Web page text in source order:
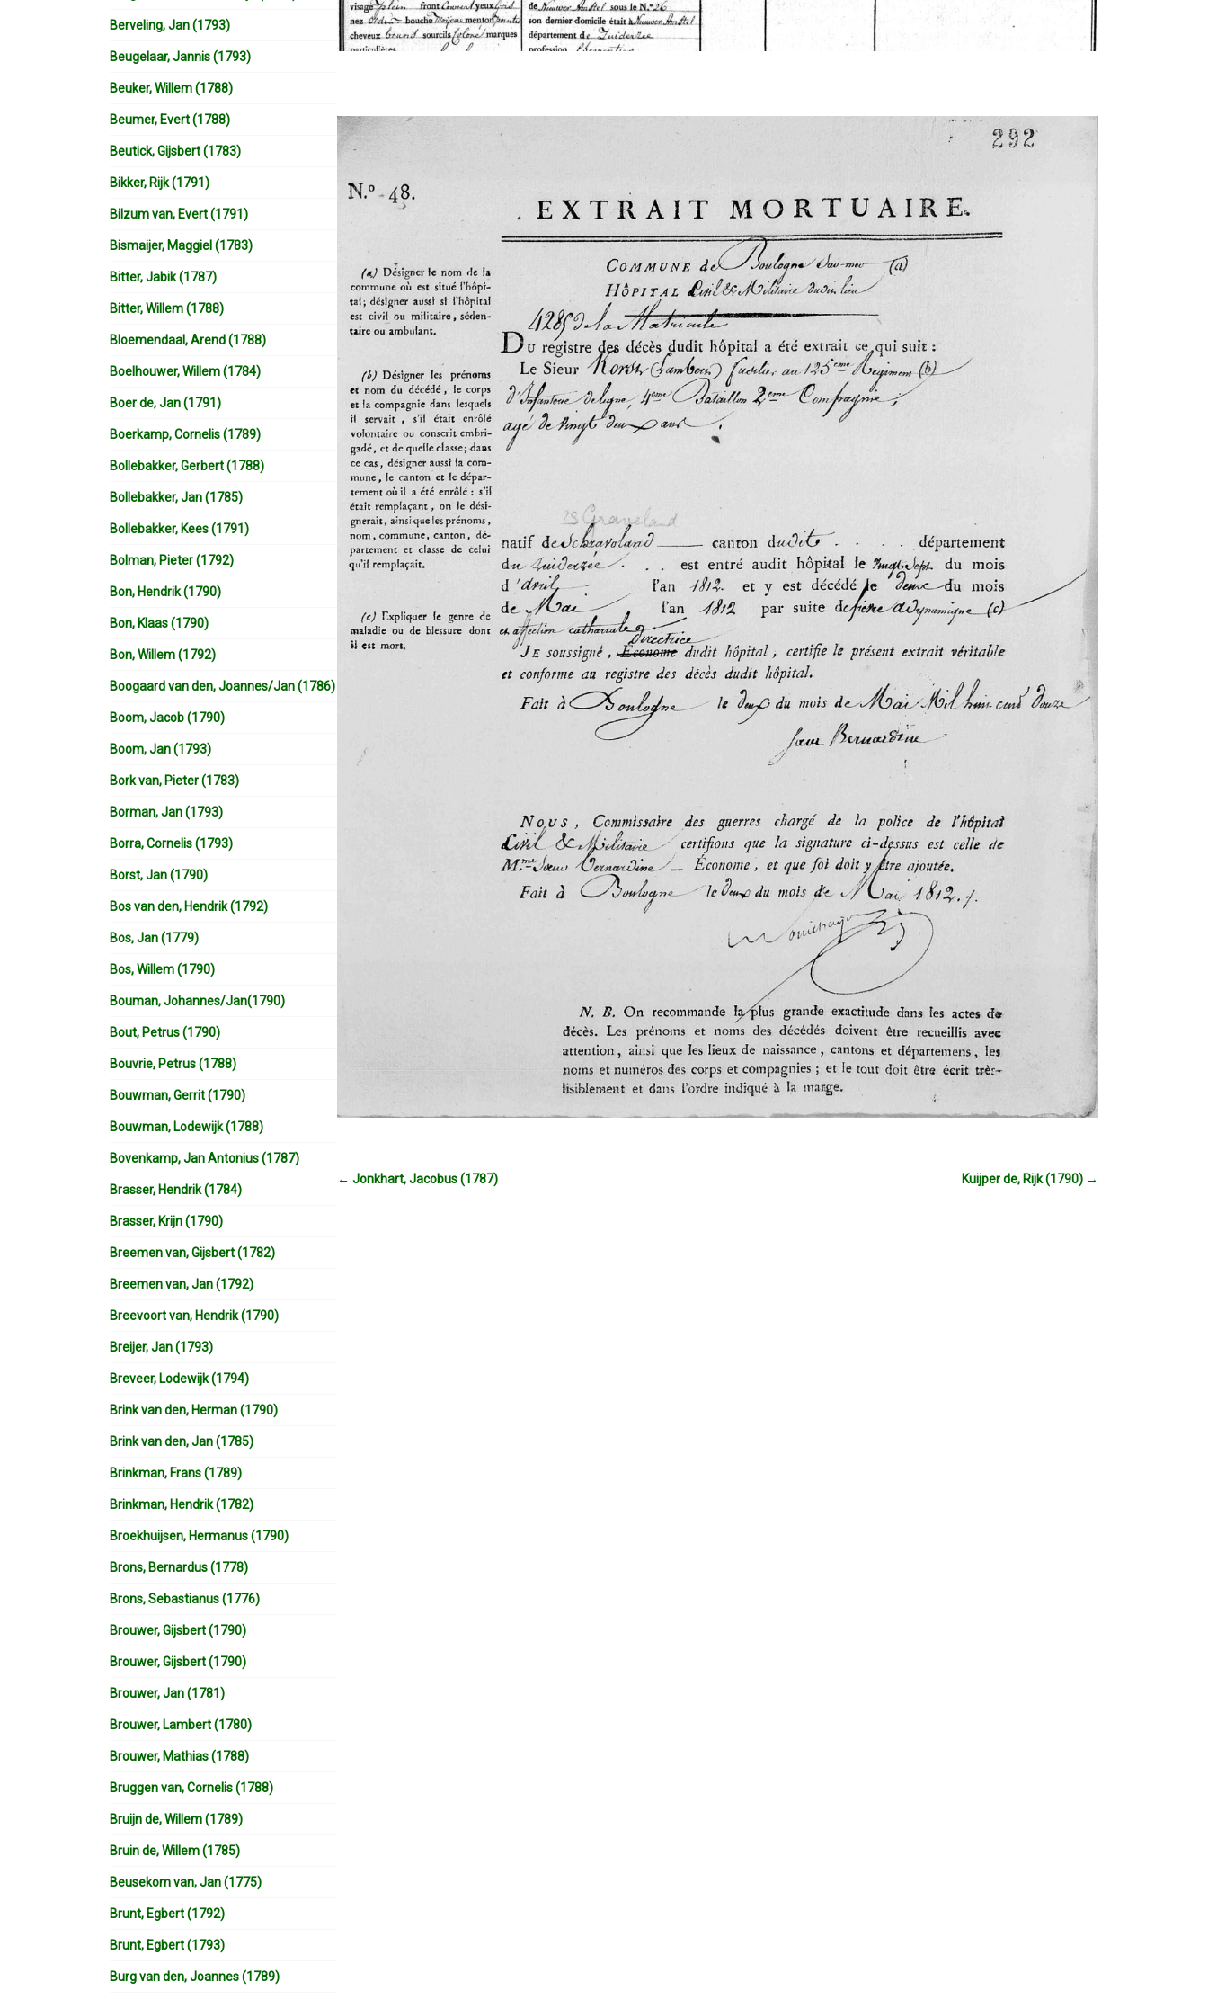
← Jonkhart, Jacobus (1787) Kuijper de, Rijk (1790) →
Berveling, Jan (1793)
Beugelaar, Jannis (1793)
Beuker, Willem (1788)
Beumer, Evert (1788)
Beutick, Gijsbert (1783)
Bikker, Rijk (1791)
Bilzum van, Evert (1791)
Bismaijer, Maggiel (1783)
Bitter, Jabik (1787)
Bitter, Willem (1788)
Bloemendaal, Arend (1788)
Boelhouwer, Willem (1784)
Boer de, Jan (1791)
Boerkamp, Cornelis (1789)
Bollebakker, Gerbert (1788)
Bollebakker, Jan (1785)
Bollebakker, Kees (1791)
Bolman, Pieter (1792)
Bon, Hendrik (1790)
Bon, Klaas (1790)
Bon, Willem (1792)
Boogaard van den, Joannes/Jan (1786)
Boom, Jacob (1790)
Boom, Jan (1793)
Bork van, Pieter (1783)
Borman, Jan (1793)
Borra, Cornelis (1793)
Borst, Jan (1790)
Bos van den, Hendrik (1792)
Bos, Jan (1779)
Bos, Willem (1790)
Bouman, Johannes/Jan(1790)
Bout, Petrus (1790)
Bouvrie, Petrus (1788)
Bouwman, Gerrit (1790)
Bouwman, Lodewijk (1788)
Bovenkamp, Jan Antonius (1787)
Brasser, Hendrik (1784)
Brasser, Krijn (1790)
Breemen van, Gijsbert (1782)
Breemen van, Jan (1792)
Breevoort van, Hendrik (1790)
Breijer, Jan (1793)
Breveer, Lodewijk (1794)
Brink van den, Herman (1790)
Brink van den, Jan (1785)
Brinkman, Frans (1789)
Brinkman, Hendrik (1782)
Broekhuijsen, Hermanus (1790)
Brons, Bernardus (1778)
Brons, Sebastianus (1776)
Brouwer, Gijsbert (1790)
Brouwer, Gijsbert (1790)
Brouwer, Jan (1781)
Brouwer, Lambert (1780)
Brouwer, Mathias (1788)
Bruggen van, Cornelis (1788)
Bruijn de, Willem (1789)
Bruin de, Willem (1785)
Beusekom van, Jan (1775)
Brunt, Egbert (1792)
Brunt, Egbert (1793)
Burg van den, Joannes (1789)